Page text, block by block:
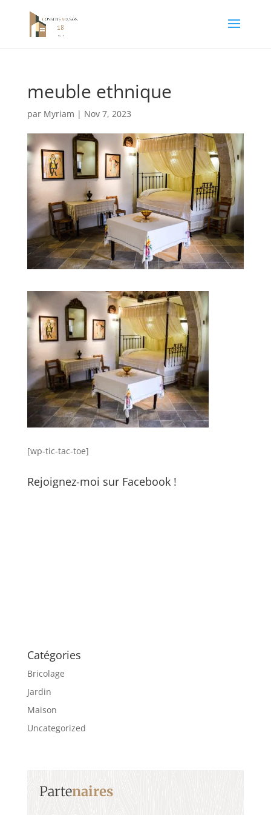
meuble ethnique
par Myriam | Nov 7, 2023
[wp-tic-tac-toe]
Rejoignez-moi sur Facebook !
Catégories
Bricolage
Jardin
Maison
Uncategorized
Partenaires